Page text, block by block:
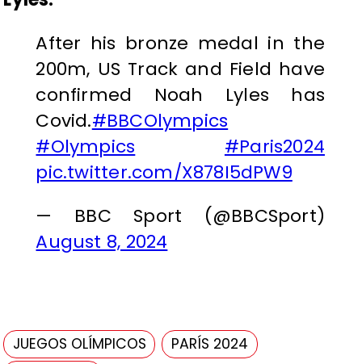
After his bronze medal in the
200m, US Track and Field have
confirmed Noah Lyles has
Covid.#BBCOlympics
#Olympics
#Paris2024
pic.twitter.com/X878I5dPW9
— BBC Sport (@BBCSport)
August 8, 2024
JUEGOS OLÍMPICOS
PARÍS 2024